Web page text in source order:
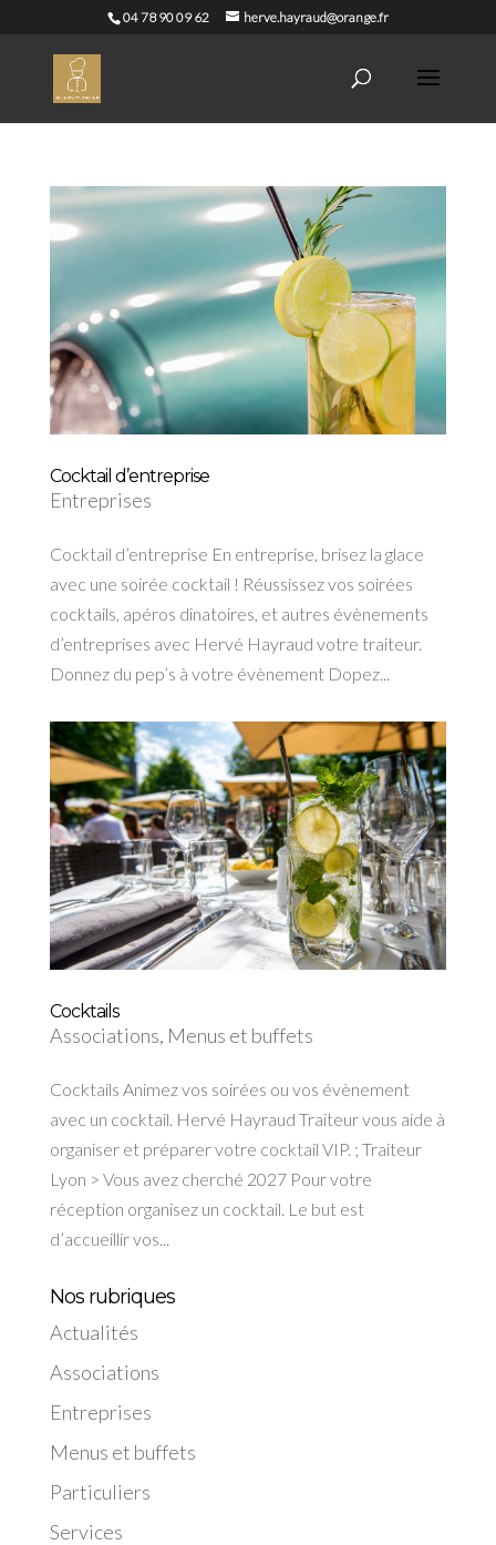
04 78 90 09 62 herve.hayraud@orange.fr
Cocktail d’entreprise
Entreprises
Cocktail d’entreprise En entreprise, brisez la glace
avec une soirée cocktail ! Réussissez vos soirées
cocktails, apéros dinatoires, et autres évènements
d’entreprises avec Hervé Hayraud votre traiteur.
Donnez du pep’s à votre évènement Dopez...
Cocktails
Associations, Menus et buffets
Cocktails Animez vos soirées ou vos évènement
avec un cocktail. Hervé Hayraud Traiteur vous aide à
organiser et préparer votre cocktail VIP. ; Traiteur
Lyon > Vous avez cherché 2027 Pour votre
réception organisez un cocktail. Le but est
d’accueillir vos...
Nos rubriques
Actualités
Associations
Entreprises
Menus et buffets
Particuliers
Services